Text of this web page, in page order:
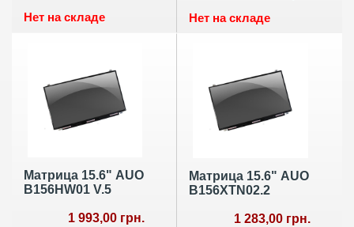
Нет на складе
Нет на складе
Матрица 15.6" AUO
B156HW01 V.5
1 993,00 грн.
Матрица 15.6" AUO
B156XTN02.2
1 283,00 грн.